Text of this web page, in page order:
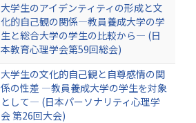
大学生のアイデンティティの形成と文
化的自己観の関係―教員養成大学の学
生と総合大学の学生の比較から― (日
本教育心理学会第59回総会)
大学生の文化的自己観と自尊感情の関
係の性差 ―教員養成大学の学生を対象
として― (日本パーソナリティ心理学
会 第26回大会)